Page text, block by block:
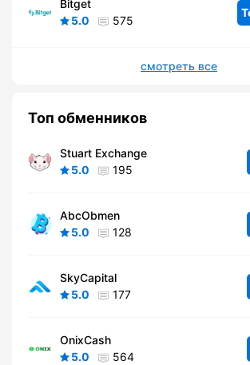
Bitget
5.0
575
смотреть все
Топ обменников
Stuart Exchange
5.0
195
AbcObmen
5.0
128
SkyCapital
5.0
177
OnixCash
5.0
564